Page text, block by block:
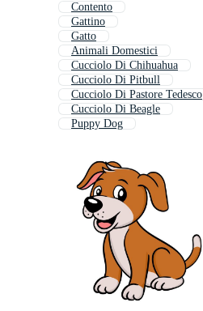
Contento
Gattino
Gatto
Animali Domestici
Cucciolo Di Chihuahua
Cucciolo Di Pitbull
Cucciolo Di Pastore Tedesco
Cucciolo Di Beagle
Puppy Dog